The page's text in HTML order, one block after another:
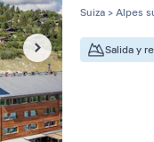
Suiza > Alpes
Salida y